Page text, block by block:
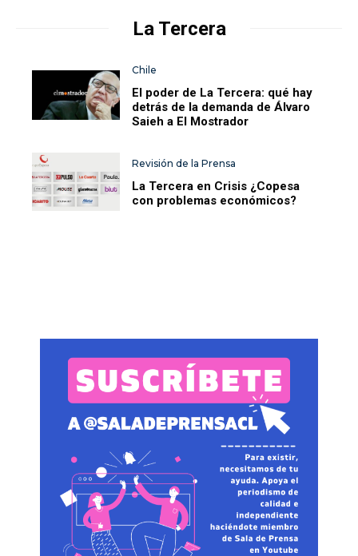
La Tercera
Chile
El poder de La Tercera: qué hay
detrás de la demanda de Álvaro
Saieh a El Mostrador
Revisión de la Prensa
La Tercera en Crisis ¿Copesa
con problemas económicos?